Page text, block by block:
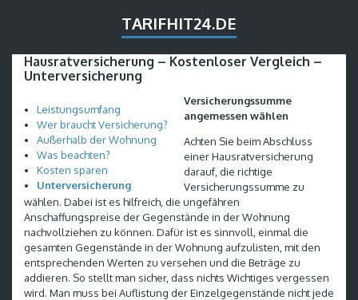
TARIFHIT24.DE
Hausratversicherung – Kostenloser Vergleich –
Unterversicherung
Leistungsumfang
Wer braucht Versicherung?
Außerhalb der Wohnung
Was beachten?
Kosten sparen
Unterversicherung
Versicherungssumme
angemessen wählen
Achten Sie beim Abschluss
einer Hausratversicherung
darauf, die richtige
Versicherungssumme zu
wählen. Dabei ist es hilfreich, die ungefähren
Anschaffungspreise der Gegenstände in der Wohnung
nachvollziehen zu können. Dafür ist es sinnvoll, einmal die
gesamten Gegenstände in der Wohnung aufzulisten, mit den
entsprechenden Werten zu versehen und die Beträge zu
addieren. So stellt man sicher, dass nichts Wichtiges vergessen
wird. Man muss bei Auflistung der Einzelgegenstände nicht jede